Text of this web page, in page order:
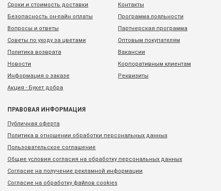
Сроки и стоимость доставки
Безопасность он-лайн оплаты
Вопросы и ответы
Советы по уходу за цветами
Политика возврата
Новости
Информация о заказе
Акция - Букет добра
Контакты
Программа лояльности
Партнерская программа
Оптовым покупателям
Вакансии
Корпоративным клиентам
Реквизиты
ПРАВОВАЯ ИНФОРМАЦИЯ
Публичная оферта
Политика в отношении обработки персональных данных
Пользовательское соглашение
Общие условия согласия на обработку персональных данных
Согласие на получение рекламной информации
Согласие на обработку файлов cookies